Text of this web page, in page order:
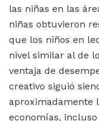
las niñas en las
niñas obtuvieron
que los niños en
nivel similar al de
ventaja de
creativo siguió
aproximadamente
economías,